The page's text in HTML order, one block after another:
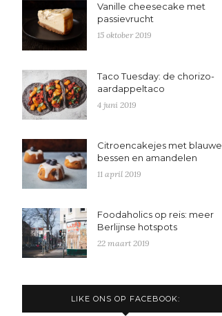
Vanille cheesecake met
passievrucht
15 oktober 2019
Taco Tuesday: de chorizo-
aardappeltaco
4 juni 2019
Citroencakejes met blauwe
bessen en amandelen
11 april 2019
Foodaholics op reis: meer
Berlijnse hotspots
22 maart 2019
LIKE ONS OP FACEBOOK: